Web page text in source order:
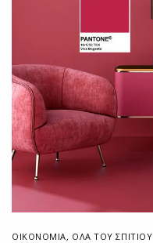
ΟΙΚΟΝΟΜΙΑ, ΌΛΑ ΤΟΥ ΣΠΙΤΙΟΥ